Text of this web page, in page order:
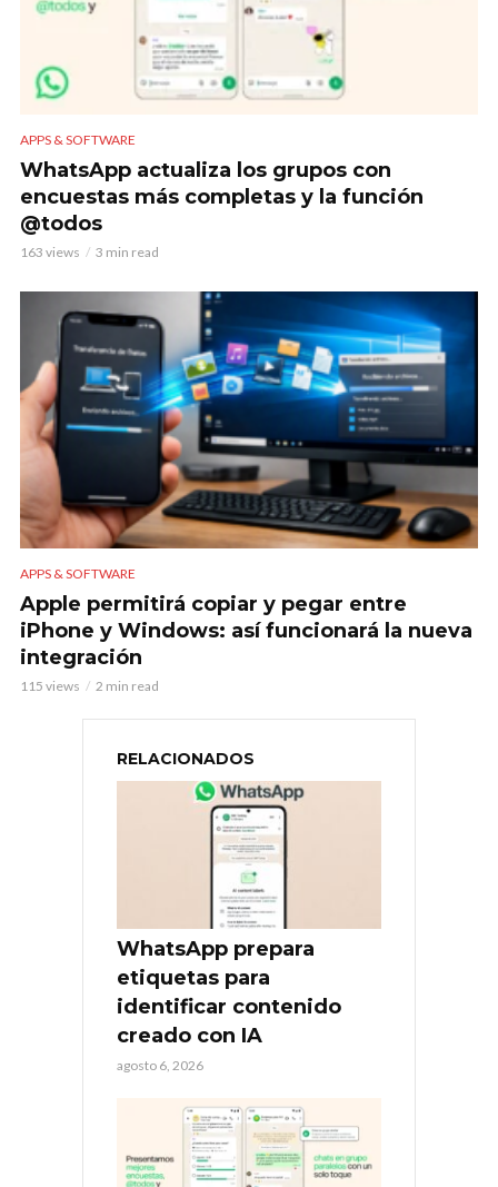
APPS & SOFTWARE
WhatsApp actualiza los grupos con
encuestas más completas y la función
@todos
163 views 3 min read
APPS & SOFTWARE
Apple permitirá copiar y pegar entre
iPhone y Windows: así funcionará la nueva
integración
115 views 2 min read
RELACIONADOS
WhatsApp prepara
etiquetas para
identificar contenido
creado con IA
agosto 6, 2026